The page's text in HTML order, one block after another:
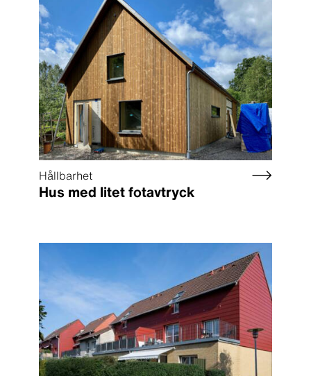
Hållbarhet
Hus med litet fotavtryck